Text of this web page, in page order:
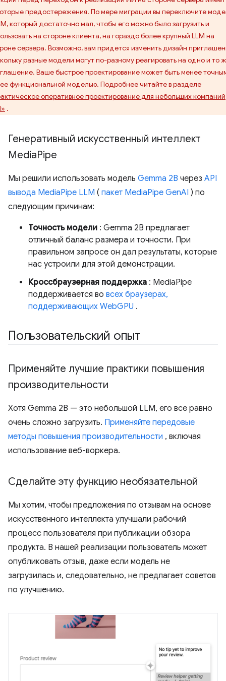
предостережения. По мере миграции вы переключите
который достаточно мал, чтобы его можно было загрузить и
на стороне клиента, на гораздо более крупный LLM на
сервера. Возможно, вам придется изменить дизайн
разные модели могут по-разному реагировать на одно и то
Ваше быстрое проектирование может быть менее
функциональной моделью. Подробнее читайте в разделе
оперативное проектирование для небольших компаний
.
Генеративный искусственный интеллект
MediaPipe
Мы решили использовать модель Gemma 2B через API
вывода MediaPipe LLM ( пакет MediaPipe GenAI ) по
следующим причинам:
Точность модели : Gemma 2B предлагает
отличный баланс размера и точности. При
правильном запросе он дал результаты, которые
нас устроили для этой демонстрации.
Кроссбраузерная поддержка : MediaPipe
поддерживается во всех браузерах,
поддерживающих WebGPU .
Пользовательский опыт
Применяйте лучшие практики повышения
производительности
Хотя Gemma 2B — это небольшой LLM, его все равно
очень сложно загрузить. Применяйте передовые
методы повышения производительности , включая
использование веб-воркера.
Сделайте эту функцию необязательной
Мы хотим, чтобы предложения по отзывам на основе
искусственного интеллекта улучшали рабочий
процесс пользователя при публикации обзора
продукта. В нашей реализации пользователь может
опубликовать отзыв, даже если модель не
загрузилась и, следовательно, не предлагает советов
по улучшению.